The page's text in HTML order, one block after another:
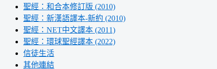
聖經：和合本修訂版 (2010)
聖經：新漢語譯本-新約 (2010)
聖經：NET中文譯本 (2011)
聖經：環球聖經譯本 (2022)
信徒生活
其他連結